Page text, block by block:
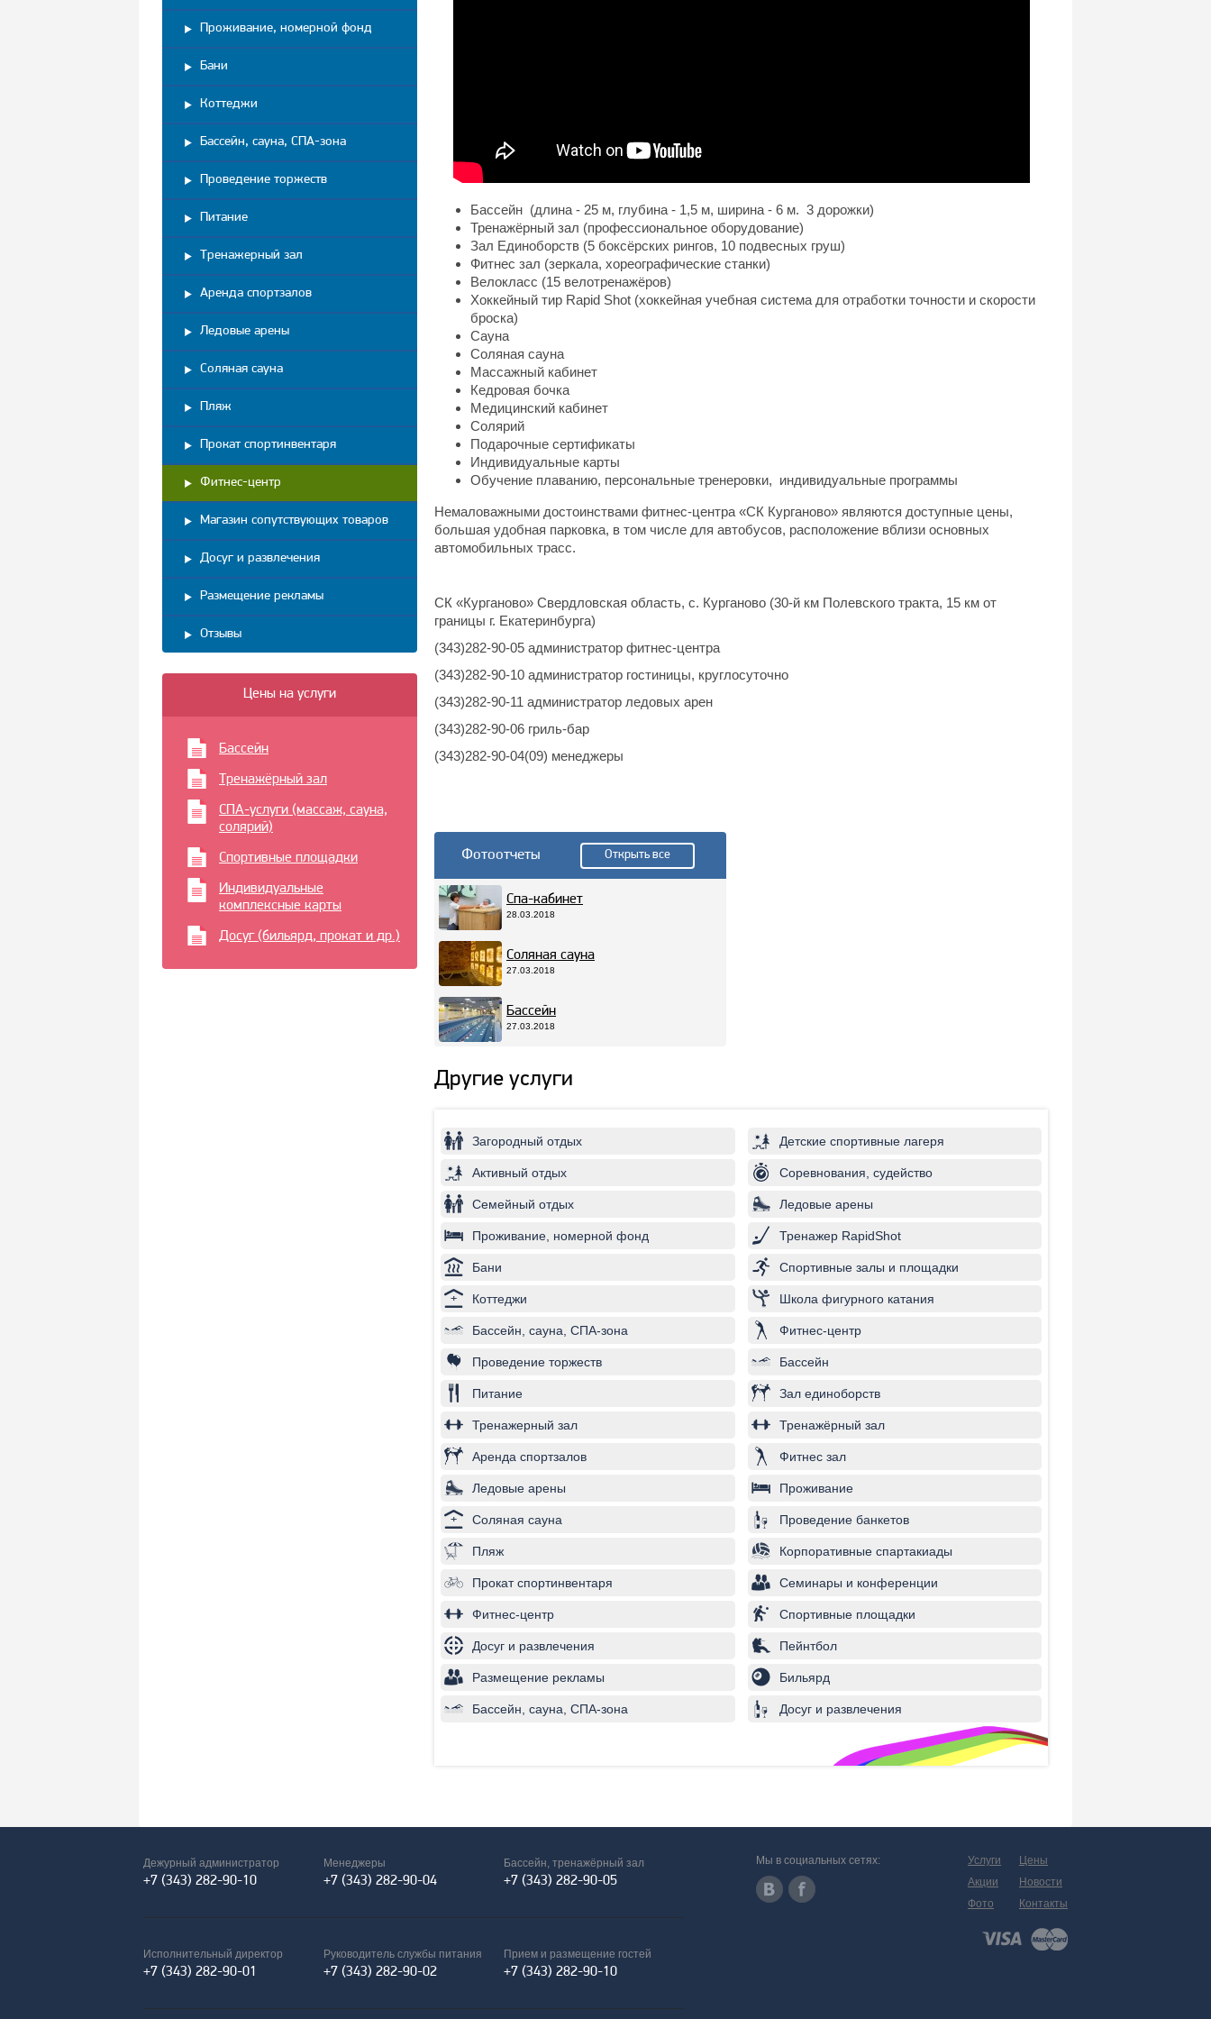
Проживание, номерной фонд
Бани
Коттеджи
Бассейн, сауна, СПА-зона
Проведение торжеств
Питание
Тренажерный зал
Аренда спортзалов
Ледовые арены
Соляная сауна
Пляж
Прокат спортинвентаря
Фитнес-центр
Магазин сопутствующих товаров
Досуг и развлечения
Размещение рекламы
Отзывы
Цены на услуги
Бассейн
Тренажёрный зал
СПА-услуги (массаж, сауна,
солярий)
Спортивные площадки
Индивидуальные
комплексные карты
Досуг (бильярд, прокат и др.)
Бассейн (длина - 25 м, глубина - 1,5 м, ширина - 6 м. 3 дорожки)
Тренажёрный зал (профессиональное оборудование)
Зал Единоборств (5 боксёрских рингов, 10 подвесных груш)
Фитнес зал (зеркала, хореографические станки)
Велокласc (15 велотренажёров)
Хоккейный тир Rapid Shot (хоккейная учебная система для отработки точности и скорости
броска)
Сауна
Соляная сауна
Массажный кабинет
Кедровая бочка
Медицинский кабинет
Солярий
Подарочные сертификаты
Индивидуальные карты
Обучение плаванию, персональные тренеровки, индивидуальные программы
Немаловажными достоинствами фитнес-центра «СК Курганово» являются доступные цены,
большая удобная парковка, в том числе для автобусов, расположение вблизи основных
автомобильных трасс.
СК «Курганово» Свердловская область, с. Курганово (30-й км Полевского тракта, 15 км от
границы г. Екатеринбурга)
(343)282-90-05 администратор фитнес-центра
(343)282-90-10 администратор гостиницы, круглосуточно
(343)282-90-11 администратор ледовых арен
(343)282-90-06 гриль-бар
(343)282-90-04(09) менеджеры
Фотоотчеты Открыть все
Спа-кабинет
28.03.2018
Соляная сауна
27.03.2018
Бассейн
27.03.2018
Другие услуги
Загородный отдых
Активный отдых
Семейный отдых
Проживание, номерной фонд
Бани
Коттеджи
Бассейн, сауна, СПА-зона
Проведение торжеств
Питание
Тренажерный зал
Аренда спортзалов
Ледовые арены
Соляная сауна
Пляж
Прокат спортинвентаря
Фитнес-центр
Досуг и развлечения
Размещение рекламы
Бассейн, сауна, СПА-зона
Детские спортивные лагеря
Соревнования, судейство
Ледовые арены
Тренажер RapidShot
Спортивные залы и площадки
Школа фигурного катания
Фитнес-центр
Бассейн
Зал единоборств
Тренажёрный зал
Фитнес зал
Проживание
Проведение банкетов
Корпоративные спартакиады
Семинары и конференции
Спортивные площадки
Пейнтбол
Бильярд
Досуг и развлечения
Дежурный администратор
+7 (343) 282-90-10
Менеджеры
+7 (343) 282-90-04
Бассейн, тренажёрный зал
+7 (343) 282-90-05
Исполнительный директор
+7 (343) 282-90-01
Руководитель службы питания
+7 (343) 282-90-02
Прием и размещение гостей
+7 (343) 282-90-10
Мы в социальных сетях:
Услуги
Акции
Фото
Цены
Новости
Контакты